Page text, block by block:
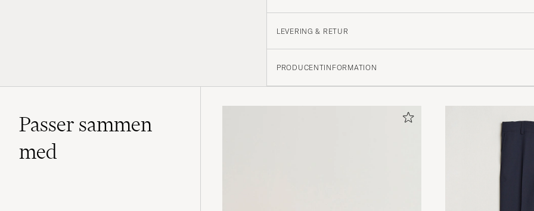
LEVERING & RETUR
PRODUCENTINFORMATION
Passer sammen
med